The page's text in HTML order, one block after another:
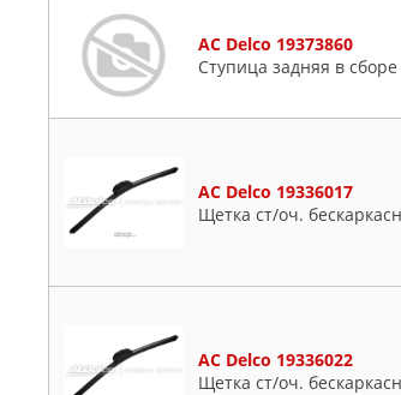
AC Delco 19373860
Ступица задняя в
AC Delco 19336017
Щетка ст/оч.
AC Delco 19336022
Щетка ст/оч.